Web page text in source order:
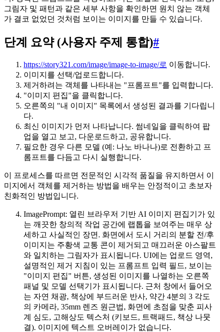
그림자 및 패턴과 같은 세부 사항을 확인하면 원치 않는 객체
가 결코 없었던 것처럼 보이는 이미지를 만들 수 있습니다.
단계 요약 (사용자 주제 통합)#
https://story321.com/image/image-to-image/로 이동합니다.
이미지를 선택/업로드합니다.
제거하려는 객체를 나타내는 "프롬프트"를 입력합니다.
"이미지 편집"을 클릭합니다.
오른쪽의 "내 이미지" 목록에서 생성된 결과를 기다립니
다.
최신 이미지가 먼저 나타납니다. 썸네일을 클릭하여 팝
업을 열고 보고, 다운로드하고, 공유합니다.
필요한 경우 다른 모델 (예: 나노 바나나)로 전환하고 프
롬프트를 다듬고 다시 실행합니다.
이 프로세스를 따르면 전문적인 시각적 품질을 유지하면서 이
미지에서 객체를 제거하는 방법을 배우는 안정적이고 초보자
친화적인 방법입니다.
ImagePrompt: 열린 브라우저 기반 AI 이미지 편집기가 있
는 깨끗한 창의적 작업 공간에 랩톱을 보여주는 매우 상
세하고 사실적인 장면. 화면에서 도시 거리의 분할 전/후
이미지는 주황색 교통 콘이 제거되고 매끄러운 아스팔트
와 일치하는 그림자가 표시됩니다. UI에는 업로드 영역,
설명적인 제거 지침이 있는 프롬프트 입력 필드, 보이는
"이미지 편집" 버튼, 생성된 이미지를 나열하는 오른쪽
패널 및 모델 선택기가 표시됩니다. 근처 창에서 들어오
는 자연 채광, 책상에 부드러운 반사, 약간 4분의 3 각도
의 카메라, 35mm 렌즈 원근법, 화면에 초점을 맞춘 피사
계 심도, 고해상도 텍스처 (키보드, 트랙패드, 책상 나뭇
결). 이미지에 텍스트 오버레이가 없습니다.